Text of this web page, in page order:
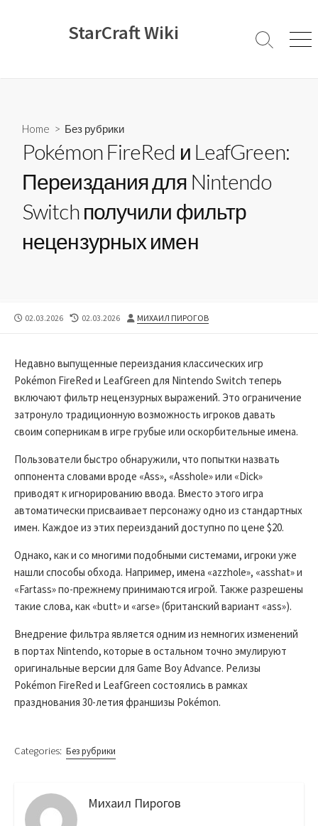
StarCraft Wiki
Search
Home > Без рубрики
Pokémon FireRed и LeafGreen:
Переиздания для Nintendo
Switch получили фильтр
нецензурных имен
PUBLISHED
02.03.2026
LAST
02.03.2026 AUTHOR
МИХАИЛ ПИРОГОВ
Недавно выпущенные переиздания классических игр
Pokémon FireRed и LeafGreen для Nintendo Switch теперь
включают фильтр нецензурных выражений. Это ограничение
затронуло традиционную возможность игроков давать
своим соперникам в игре грубые или оскорбительные имена.
Пользователи быстро обнаружили, что попытки назвать
оппонента словами вроде «Ass», «Asshole» или «Dick»
приводят к игнорированию ввода. Вместо этого игра
автоматически присваивает персонажу одно из стандартных
имен. Каждое из этих переизданий доступно по цене $20.
Однако, как и со многими подобными системами, игроки уже
нашли способы обхода. Например, имена «azzhole», «asshat» и
«Fartass» по-прежнему принимаются игрой. Также разрешены
такие слова, как «butt» и «arse» (британский вариант «ass»).
Внедрение фильтра является одним из немногих изменений
в портах Nintendo, которые в остальном точно эмулируют
оригинальные версии для Game Boy Advance. Релизы
Pokémon FireRed и LeafGreen состоялись в рамках
празднования 30-летия франшизы Pokémon.
Categories: Без рубрики
Михаил Пирогов